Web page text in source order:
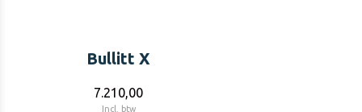
Bullitt X
7.210,00
Incl. btw